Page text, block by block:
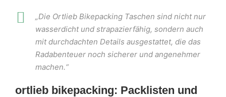
„Die Ortlieb Bikepacking Taschen sind nicht nur
wasserdicht und strapazierfähig, sondern auch
mit durchdachten Details ausgestattet, die das
Radabenteuer noch sicherer und angenehmer
machen.“
ortlieb bikepacking: Packlisten und